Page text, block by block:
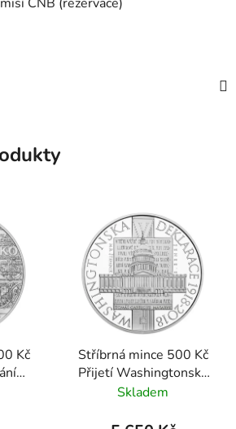
Kč
Stříbrná mince 500 Kč
Přijetí Washingtonské
deklarace 2018
Skladem